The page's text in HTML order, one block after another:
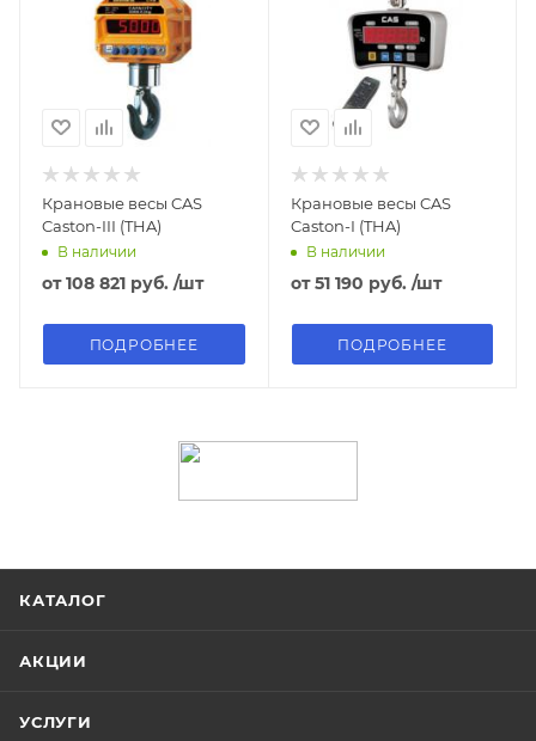
Крановые весы CAS
Caston-III (THA)
В наличии
от108 821 руб. /шт
ПОДРОБНЕЕ
Крановые весы CAS
Caston-I (THA)
В наличии
от51 190 руб. /шт
ПОДРОБНЕЕ
КАТАЛОГ
АКЦИИ
УСЛУГИ